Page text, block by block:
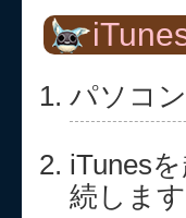
パソコ
iTunes
続します